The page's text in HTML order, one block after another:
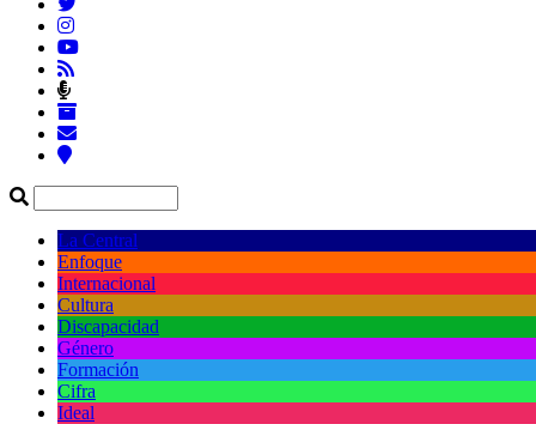
La Central
Enfoque
Internacional
Cultura
Discapacidad
Género
Formación
Cifra
Ideal